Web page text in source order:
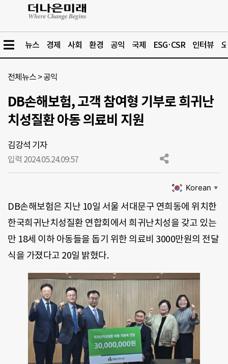
뉴스 경제 사회 환경 공익 국제 ESG·CSR 인터뷰
전체뉴스 >공익
DB손해보험, 고객 참여형 기부로 희귀난
치성질환 아동 의료비 지원
김강석 기자
입력 2024.05.24.09:57
Korean ▼
DB손해보험은 지난 10일 서울 서대문구 연희동에 위치한
한국희귀난치성질환 연합회에서 희귀난치성을 갖고 있는
만 18세 이하 아동들을 돕기 위한 의료비 3000만원의 전달
식을 가졌다고 20일 밝혔다.